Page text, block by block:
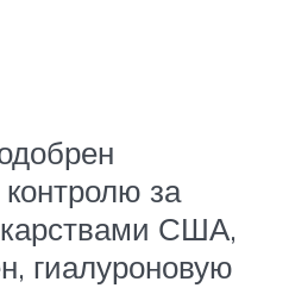
за
США,
гиалуроновую